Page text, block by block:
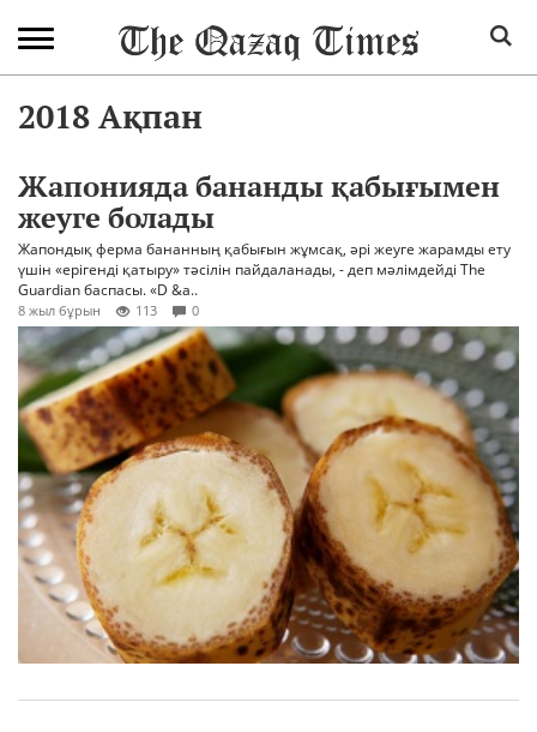
2018 Ақпан
Жапонияда бананды қабығымен
жеуге болады
Жапондық ферма бананның қабығын жұмсақ, әрі жеуге жарамды ету
үшін «ерігенді қатыру» тәсілін пайдаланады, - деп мәлімдейді The
Guardian баспасы. «D &a..
8 жыл бұрын 113 0